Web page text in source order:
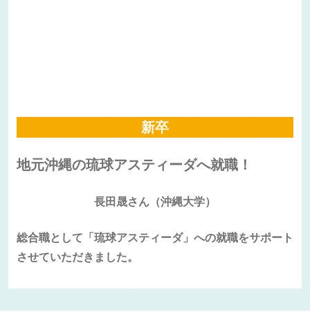
新卒
地元沖縄の琉球アスティーダへ就職！
長田晟さん（沖縄大学）
総合職として「琉球アスティーダ」への就職をサポート
させていただきました。